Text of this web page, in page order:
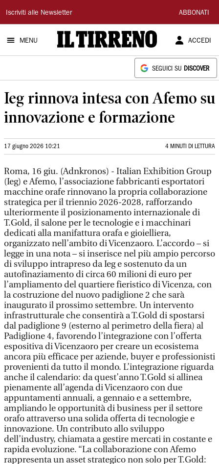
Il
Tirreno
Iscriviti alle Newsletter ABBONATI
MENU ACCEDI
SEGUICI SU DISCOVER
Ieg rinnova intesa con Afemo su
innovazione e formazione
17 giugno 2026 10:21 4 MINUTI DI LETTURA
Roma, 16 giu. (Adnkronos) - Italian Exhibition Group
(Ieg) e Afemo, l’associazione fabbricanti esportatori
macchine orafe rinnovano la propria collaborazione
strategica per il triennio 2026-2028, rafforzando
ulteriormente il posizionamento internazionale di
T.Gold, il salone per le tecnologie e i macchinari
dedicati alla manifattura orafa e gioielliera,
organizzato nell’ambito di Vicenzaoro. L’accordo – si
legge in una nota – si inserisce nel più ampio percorso
di sviluppo intrapreso da Ieg e sostenuto da un
autofinaziamento di circa 60 milioni di euro per
l’ampliamento del quartiere fieristico di Vicenza, con
la costruzione del nuovo padiglione 2 che sarà
inaugurato il prossimo settembre. Un intervento
infrastrutturale che consentirà a T.Gold di spostarsi
dal padiglione 9 (esterno al perimetro della fiera) al
Padiglione 4, favorendo l’integrazione con l’offerta
espositiva di Vicenzaoro per creare un ecosistema
ancora più efficace per aziende, buyer e professionisti
provenienti da tutto il mondo. L’integrazione riguarda
anche il calendario: da quest’anno T.Gold si allinea
pienamente all’agenda di Vicenzaoro con due
appuntamenti annuali, a gennaio e a settembre,
ampliando le opportunità di business per il settore
orafo attraverso una solida offerta di tecnologie e
innovazione. Un contributo allo sviluppo
dell’industry, chiamata a gestire mercati in costante e
rapida evoluzione. “La collaborazione con Afemo
rappresenta un asset strategico non solo per T.Gold: